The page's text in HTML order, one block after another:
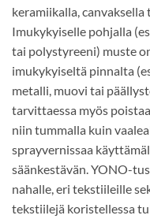
keramiikalla,
Imukykyiselle pohjalla
tai polystyreeni) muste
imukykyiseltä pinnalta
metalli, muovi tai
tarvittaessa myös
niin tummalla kuin
sprayvernissaa
säänkestävän. YONO-
nahalle, eri tekstiileille
tekstiilejä koristellessa